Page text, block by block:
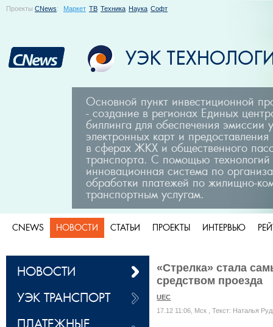
Проекты CNews: Маркет ТВ Техника Наука Софт
Основной пункт инвестиционной
- создание в регионах Единых
биллинга для обеспечения эмиссии
электронных карт и
в сферах ЖКХ и общественного
транспорта. С помощью
инновационная система по
обработки платежей по жилищно-
транспортным услугам.
CNEWS НОВОСТИ СТАТЬИ ПРОЕКТЫ ИНТЕРВЬЮ
«Стрелка» стала
средством проезда
UEC
17.12 11:06, Мск , Текст: Наталья
НОВОСТИ
УЭК ТРАНСПОРТ
ПЛАТЕЖНЫЕ